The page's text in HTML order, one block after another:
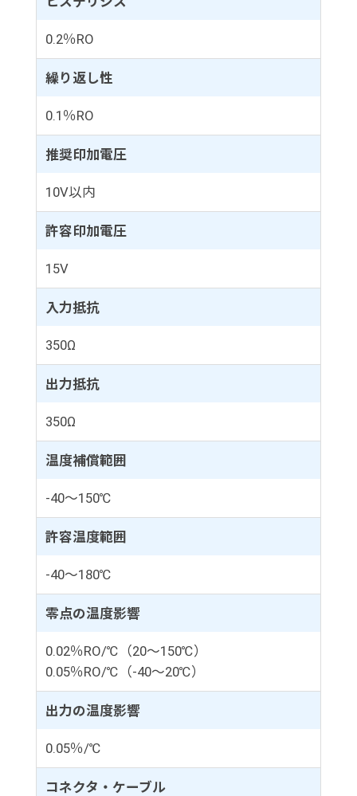
0.2％RO
繰り返し性
0.1％RO
推奨印加電圧
10V以内
許容印加電圧
15V
入力抵抗
350Ω
出力抵抗
350Ω
温度補償範囲
-40～150℃
許容温度範囲
-40～180℃
零点の温度影響
0.02％RO/℃（20～150℃）
0.05％RO/℃（-40～20℃）
出力の温度影響
0.05％/℃
コネクタ・ケーブル